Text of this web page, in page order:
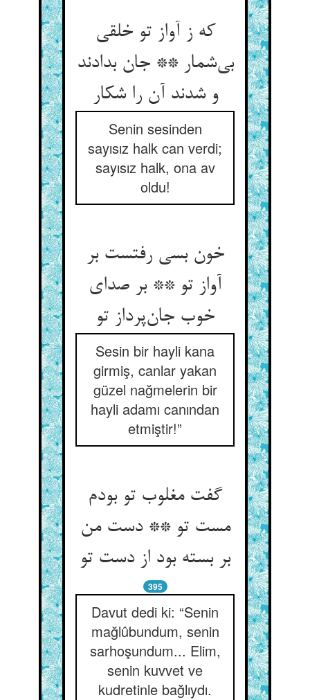
که ز آواز تو خلقی
بی‌شمار ** جان بدادند
و شدند آن را شکار
Senin sesinden
sayısız halk can verdi;
sayısız halk, ona av
oldu!
خون بسی رفتست بر
آواز تو ** بر صدای
خوب جان‌پرداز تو
Sesin bir hayli kana
girmiş, canlar yakan
güzel nağmelerin bir
hayli adamı canından
etmiştir!”
گفت مغلوب تو بودم
مست تو ** دست من
بر بسته بود از دست تو
395
Davut dedi ki: “Senin
mağlûbundum, senin
sarhoşundum... Elim,
senin kuvvet ve
kudretinle bağlıydı.